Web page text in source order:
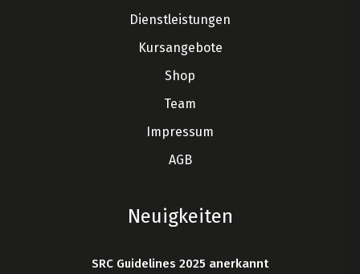
Dienstleistungen
Kursangebote
Shop
Team
Impressum
AGB
Neuigkeiten
SRC Guidelines 2025 anerkannt